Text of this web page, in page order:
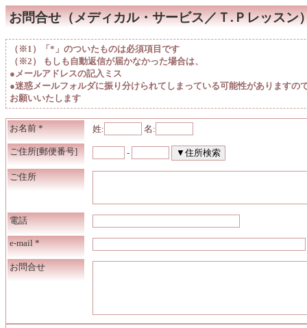
お問合せ（メディカル・サービス／Ｔ.Ｐレッスン
（※1）「*」のついたものは必須項目です
（※2） もしも自動返信が届かなかった場合は、
●メールアドレスの記入ミス
●迷惑メールフォルダに振り分けられてしまっている可能性があります
お願いいたします
お名前* 姓: 名:
ご住所[郵便番号] -
ご住所
電話
e-mail *
お問合せ